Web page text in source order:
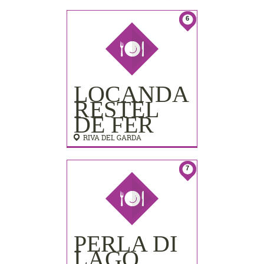
LIDO
PALACE) 6
LOCANDA
RESTEL
DE FER
RIVA DEL GARDA
7
PERLA DI